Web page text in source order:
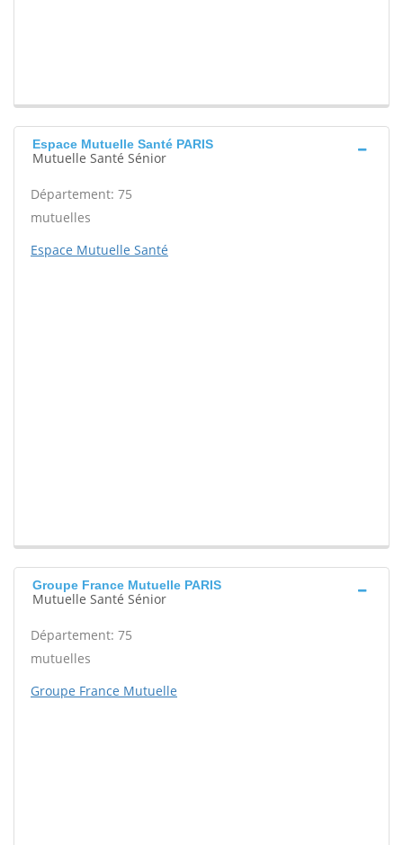
Espace Mutuelle Santé PARIS
Mutuelle Santé Sénior
Département: 75
mutuelles
Espace Mutuelle Santé
Groupe France Mutuelle PARIS
Mutuelle Santé Sénior
Département: 75
mutuelles
Groupe France Mutuelle